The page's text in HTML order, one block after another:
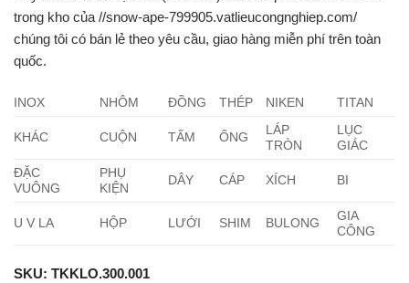
trong kho của //snow-ape-799905.vatlieucongnghiep.com/
chúng tôi có bán lẻ theo yêu cầu, giao hàng miễn phí trên toàn
quốc.
INOX NHÔM ĐỒNG THÉP NIKEN TITAN
KHÁC CUỘN TẤM ỐNG
LÁP
TRÒN
LỤC
GIÁC
ĐẶC
VUÔNG
PHỤ
KIỆN
DÂY CÁP XÍCH BI
U V LA HỘP LƯỚI SHIM BULONG
GIA
CÔNG
SKU: TKKLO.300.001